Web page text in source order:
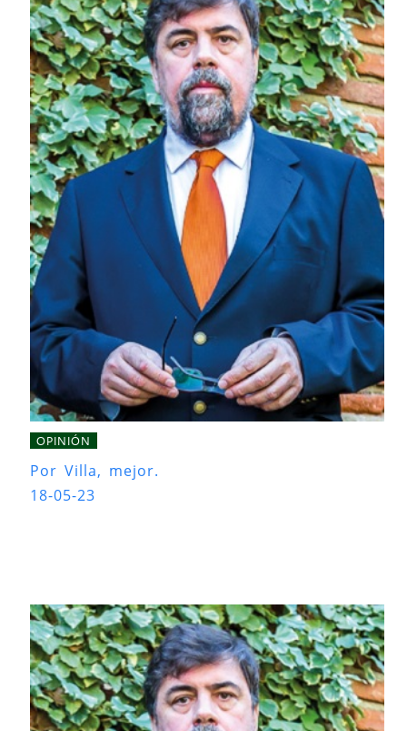
OPINIÓN
Por Villa, mejor.
18-05-23